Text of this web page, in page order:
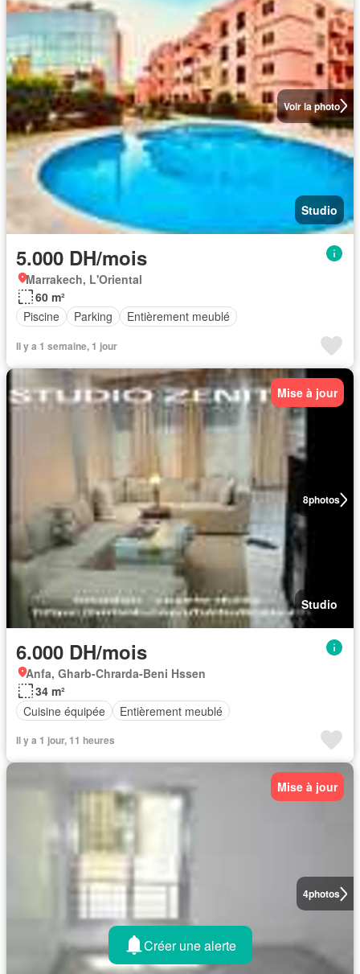
Voir la photo
Studio
5.000 DH/mois
Marrakech, L'Oriental
60 m²
Piscine
Parking Entièrement meublé
Il y a 1 semaine, 1 jour
8photos
Mise à jour
Studio
6.000 DH/mois
Anfa, Gharb-Chrarda-Beni Hssen
34 m²
Cuisine équipée
Entièrement meublé
Il y a 1 jour, 11 heures
4photos
Mise à jour
Créer une alerte